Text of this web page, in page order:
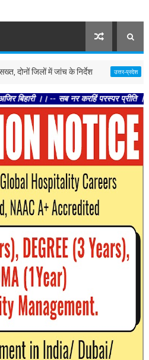
जिलों में जांच के निर्देश उत्तर-प्रदेश लखनऊ :
-- सब नर करहिं परस्पर प्रीति । चलहिं